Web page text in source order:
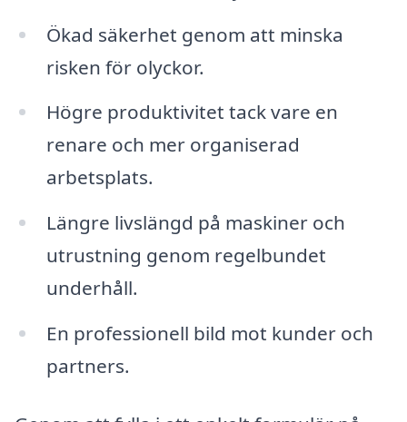
Ökad säkerhet genom att minska
risken för olyckor.
Högre produktivitet tack vare en
renare och mer organiserad
arbetsplats.
Längre livslängd på maskiner och
utrustning genom regelbundet
underhåll.
En professionell bild mot kunder och
partners.